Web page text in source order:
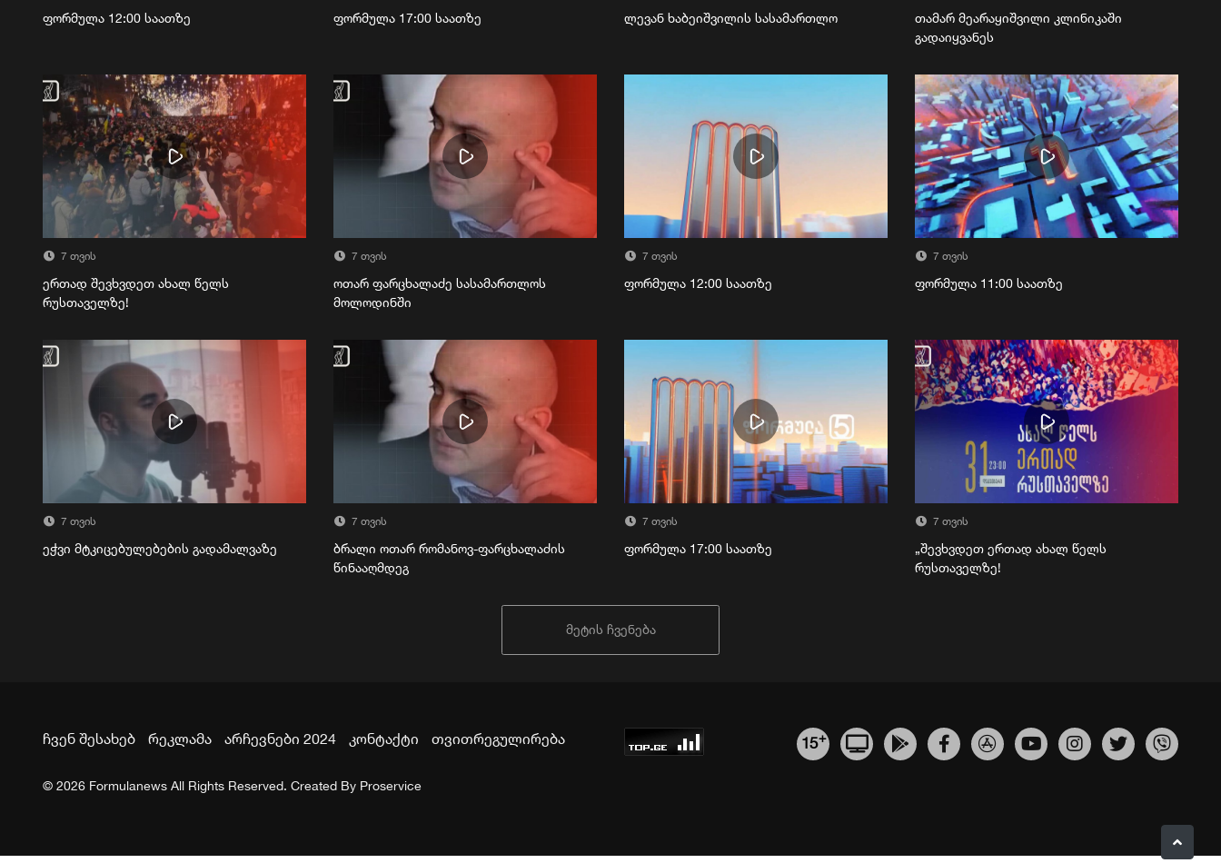
ფორმულა 12:00 საათზე ფორმულა 17:00 საათზე ლევან ხაბეიშვილის სასამართლო
თამარ მეარაყიშვილი კლინიკაში
გადაიყვანეს
7 თვის
ერთად შევხვდეთ ახალ წელს
რუსთაველზე!
7 თვის
ოთარ ფარცხალაძე სასამართლოს
მოლოდინში
7 თვის
ფორმულა 12:00 საათზე
7 თვის
ფორმულა 11:00 საათზე
7 თვის
ეჭვი მტკიცებულებების გადამალვაზე
7 თვის
ბრალი ოთარ რომანოვ-ფარცხალაძის
წინააღმდეგ
7 თვის
ფორმულა 17:00 საათზე
7 თვის
„შევხვდეთ ერთად ახალ წელს
რუსთაველზე!
მეტის ჩვენება
ჩვენ შესახებ რეკლამა არჩევნები 2024 კონტაქტი თვითრეგულირება 15+
© 2026 Formulanews All Rights Reserved. Created By Proservice